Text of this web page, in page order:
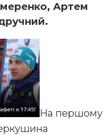
Артем
На першому